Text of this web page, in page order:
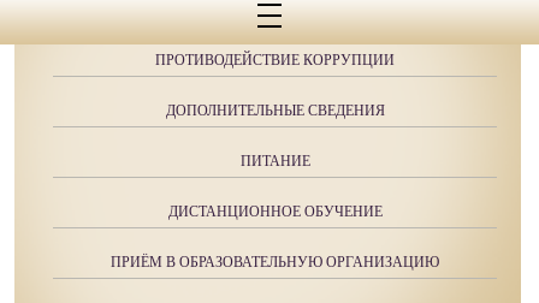
ОБРАЩЕНИЯ ГРАЖДАН
ПРОТИВОДЕЙСТВИЕ КОРРУПЦИИ
ДОПОЛНИТЕЛЬНЫЕ СВЕДЕНИЯ
ПИТАНИЕ
ДИСТАНЦИОННОЕ ОБУЧЕНИЕ
ПРИЁМ В ОБРАЗОВАТЕЛЬНУЮ ОРГАНИЗАЦИЮ